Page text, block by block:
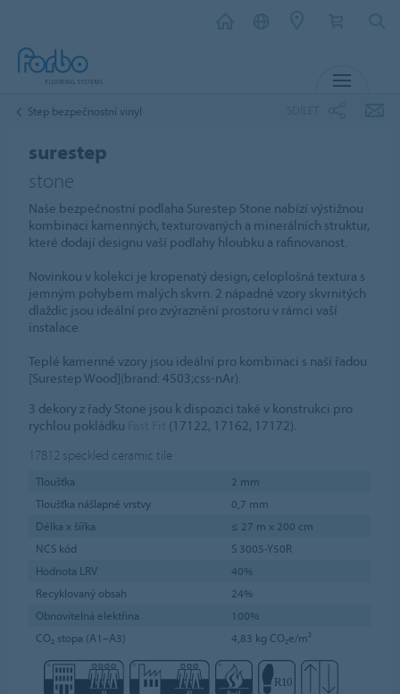
Step bezpečnostní vinyl
surestep
stone
Naše bezpečnostní podlaha Surestep Stone nabízí výstižnou
kombinaci kamenných, texturovaných a minerálních struktur,
které dodají designu vaší podlahy hloubku a rafinovanost.
Novinkou v kolekci je kropenatý design, celoplošná textura s
jemným pohybem malých skvrn. 2 nápadné vzory skvrnitých
dlaždic jsou ideální pro zvýraznění prostoru v rámci vaší
instalace.
Teplé kamenné vzory jsou ideální pro kombinaci s naší řadou
[Surestep Wood](brand: 4503;css-nAr).
3 dekory z řady Stone jsou k dispozici také v konstrukci pro
rychlou pokládku
(17122, 17162, 17172).
17812 speckled ceramic tile
Tloušťka
2 mm
Tloušťka nášlapné vrstvy
0,7 mm
Délka x šířka
≤ 27 m x 200 cm
NCS kód
S 3005-Y50R
Hodnota LRV
40%
Recyklovaný obsah
24%
Obnovitelná elektřina
100%
CO₂ stopa (A1–A3)
4,83 kg CO₂e/m²